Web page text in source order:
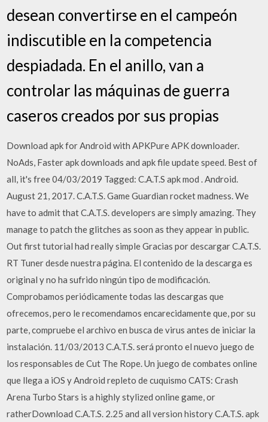
desean convertirse en el campeón
indiscutible en la competencia
despiadada. En el anillo, van a
controlar las máquinas de guerra
caseros creados por sus propias
Download apk for Android with APKPure APK downloader.
NoAds, Faster apk downloads and apk file update speed. Best of
all, it's free 04/03/2019 Tagged: C.A.T.S apk mod . Android.
August 21, 2017. C.A.T.S. Game Guardian rocket madness. We
have to admit that C.A.T.S. developers are simply amazing. They
manage to patch the glitches as soon as they appear in public.
Out first tutorial had really simple Gracias por descargar C.A.T.S.
RT Tuner desde nuestra página. El contenido de la descarga es
original y no ha sufrido ningún tipo de modificación.
Comprobamos periódicamente todas las descargas que
ofrecemos, pero le recomendamos encarecidamente que, por su
parte, compruebe el archivo en busca de virus antes de iniciar la
instalación. 11/03/2013 C.A.T.S. será pronto el nuevo juego de
los responsables de Cut The Rope. Un juego de combates online
que llega a iOS y Android repleto de cuquismo CATS: Crash
Arena Turbo Stars is a highly stylized online game, or
ratherDownload C.A.T.S. 2.25 and all version history C.A.T.S. apk